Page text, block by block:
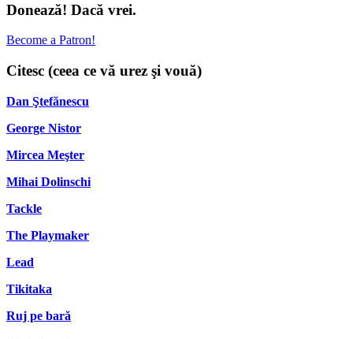
Donează! Dacă vrei.
Become a Patron!
Citesc (ceea ce vă urez şi vouă)
Dan Ştefănescu
George Nistor
Mircea Meşter
Mihai Dolinschi
Tackle
The Playmaker
Lead
Tikitaka
Ruj pe bară